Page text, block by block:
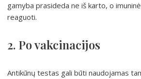
gamyba prasideda ne iš karto, o
reaguoti.
2. Po vakcinacijos
Antikūnų testas gali būti naudojamas